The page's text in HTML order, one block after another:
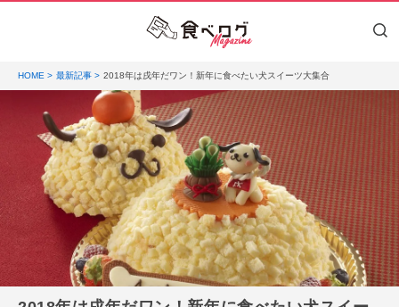
HOME 最新記事 2018年は戌年だワン！新年に食べたい犬スイーツ大集合